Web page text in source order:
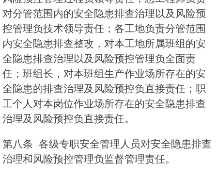
对分管范围内的安全隐患排查治理以及风险预
控管理负技术领导责任；各工地负责分管范围
内安全隐患排查整改，对本工地所属班组的安
全隐患排查治理以及风险预控管理负全面责
任；班组长，对本班组生产作业场所存在的安
全隐患的排查治理及风险预控负直接责任；职
工个人对本岗位作业场所存在的安全隐患排查
治理及风险预控负直接责任。
第八条 各级专职安全管理人员对安全隐患排查
治理和风险预控管理负监督管理责任。